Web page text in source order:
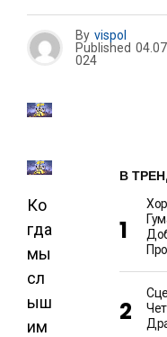
By vispol
Published
024
Ко
гда
мы
сл
ыш
им
В